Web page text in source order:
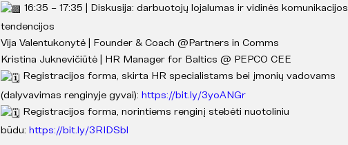
16:35 – 17:35 | Diskusija: darbuotojų lojalumas ir vidinės komunikacijos
tendencijos
Vija Valentukonytė | Founder & Coach @Partners in Comms
Kristina Juknevičiūtė | HR Manager for Baltics @ PEPCO CEE
Registracijos forma, skirta HR specialistams bei įmonių vadovams
(dalyvavimas renginyje gyvai): https://bit.ly/3yoANGr
Registracijos forma, norintiems renginį stebėti nuotoliniu
būdu: https://bit.ly/3RIDSbl